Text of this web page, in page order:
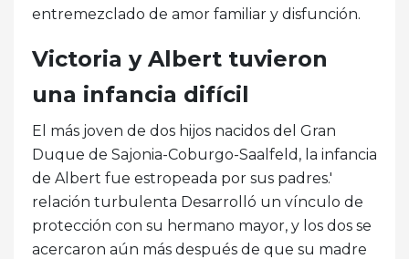
entremezclado de amor familiar y disfunción.
Victoria y Albert tuvieron
una infancia difícil
El más joven de dos hijos nacidos del Gran
Duque de Sajonia-Coburgo-Saalfeld, la infancia
de Albert fue estropeada por sus padres.'
relación turbulenta Desarrolló un vínculo de
protección con su hermano mayor, y los dos se
acercaron aún más después de que su madre